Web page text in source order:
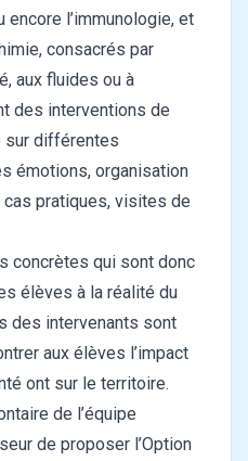
encore l’immunologie, et
consacrés par
aux fluides ou à
des interventions de
sur différentes
émotions, organisation
pratiques, visites de
concrètes qui sont donc
élèves à la réalité du
des intervenants sont
aux élèves l’impact
ont sur le territoire.
de l’équipe
de proposer l’Option